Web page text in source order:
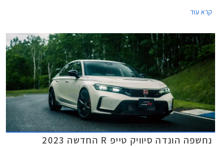
ויעילות ביחס למתחרות, אולם בשנים האחרונות העיצוב הפך קיצוני מדי
למסע קצר בנבכי שושלת הונדה סיוויק מהדור הראשון ועד לדור החדש וה- 11
במספר שיגיע בקרוב לישראל ומצביע על שינוי תפיסה וחזרה אל ערכי המותג
והדגם המקוריים.
קרא עוד
נחשפה הונדה סיוויק טייפ R החדשה 2023